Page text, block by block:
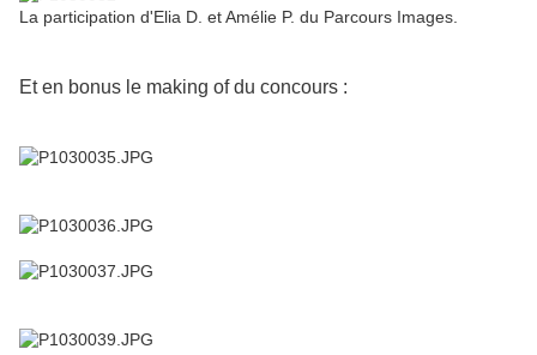
La participation d'Elia D. et Amélie P. du Parcours Images.
Et en bonus le making of du concours :